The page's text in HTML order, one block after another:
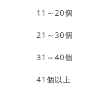
11～20個
21～30個
31～40個
41個以上